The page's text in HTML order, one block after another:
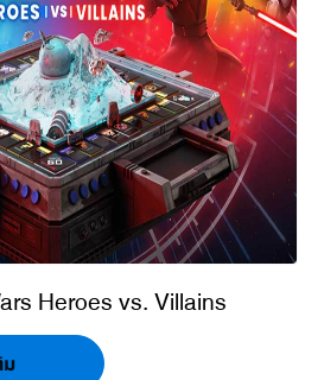
Heroes vs. Villains
ม